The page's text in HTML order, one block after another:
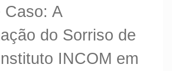
Caso: A
do Sorriso de
INCOM em